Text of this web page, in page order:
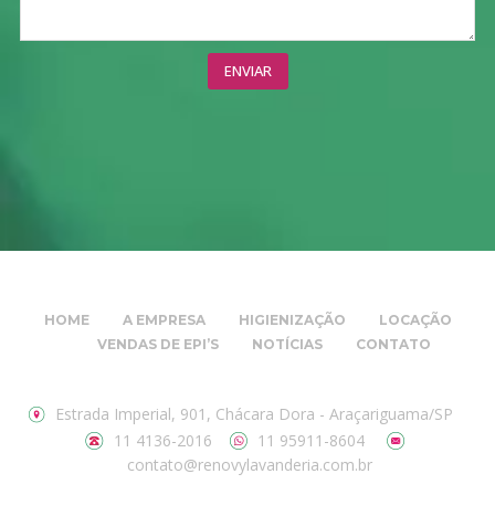
HOME A EMPRESA HIGIENIZAÇÃO
LOCAÇÃO
VENDAS DE EPI’S
NOTÍCIAS CONTATO
Estrada Imperial, 901, Chácara Dora - Araçariguama/SP
11 4136-2016
11 95911-8604
contato@renovylavanderia.com.br